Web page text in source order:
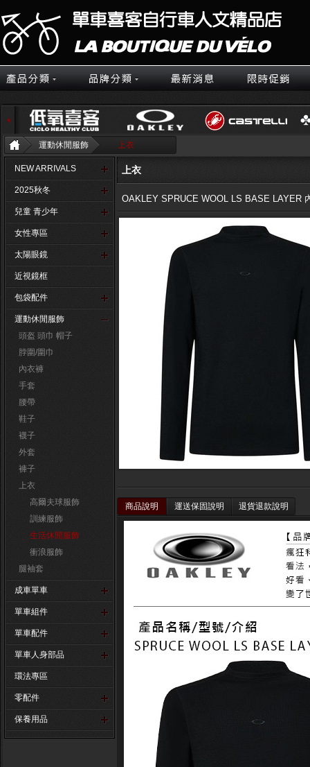
運動休閒服飾 上衣
NEW ARRIVALS
2025秋冬
兒童 青少年
女性專區
太陽眼鏡
近視鏡框
包袋配件
運動休閒服飾
頭盔 頭巾 帽子
脖圍/圍巾
內衣褲
手套
腰帶
鞋子
襪子
外套
褲子
上衣
高爾夫球服飾
訓練服飾
生活休閒服飾
衝浪服飾
腿袖套
成車單車
單車組件
單車配件
單車人身部品
環法專區
零配件
保養用品
上衣
OAKLEY SPRUCE WOOL LS BASE LAYER
商品說明 運送保固說明 退貨退款說明